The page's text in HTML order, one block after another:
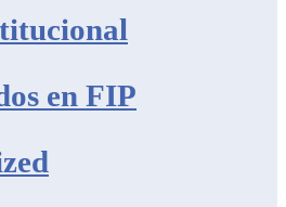
en FIP